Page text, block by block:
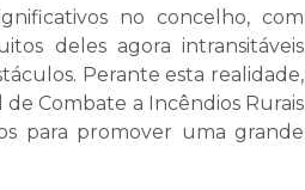
no concelho, com
deles agora intransitáveis
Perante esta realidade,
Combate a Incêndios Rurais
para promover uma grande